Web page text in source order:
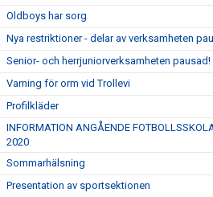
Oldboys har sorg
Nya restriktioner - delar av verksamheten
Senior- och herrjuniorverksamheten pausad!
Varning för orm vid Trollevi
Profilkläder
INFORMATION ANGÅENDE
2020
Sommarhälsning
Presentation av sportsektionen